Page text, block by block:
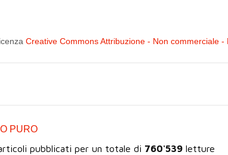
Creative Commons Attribuzione - Non commerciale
PURO
pubblicati per un totale di 760'539 letture